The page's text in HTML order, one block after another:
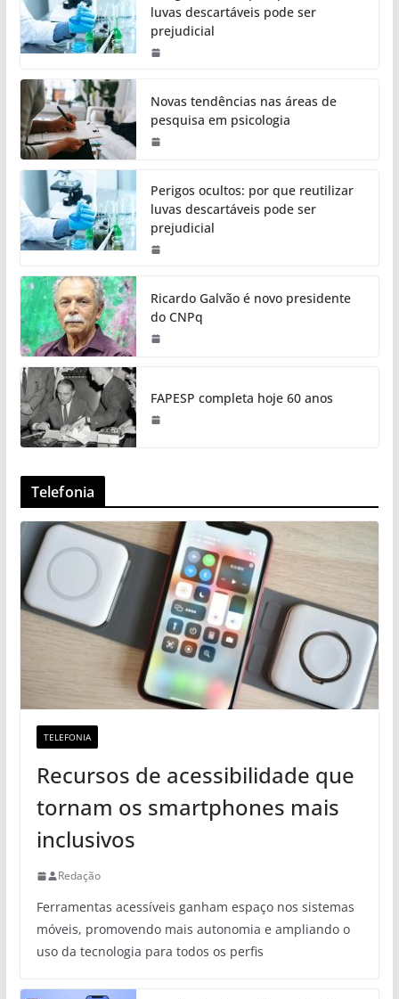
luvas descartáveis pode ser
prejudicial
Novas tendências nas áreas de
pesquisa em psicologia
Perigos ocultos: por que reutilizar
luvas descartáveis pode ser
prejudicial
Ricardo Galvão é novo presidente
do CNPq
FAPESP completa hoje 60 anos
Telefonia
TELEFONIA
Recursos de acessibilidade que
tornam os smartphones mais
inclusivos
Redação
Ferramentas acessíveis ganham espaço nos sistemas
móveis, promovendo mais autonomia e ampliando o
uso da tecnologia para todos os perfis